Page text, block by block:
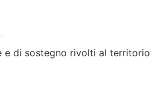
e di sostegno rivolti al territorio